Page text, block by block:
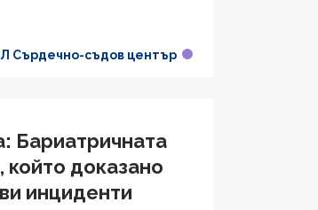
Сърдечно-съдов център
Бариатричната
който доказано
инциденти